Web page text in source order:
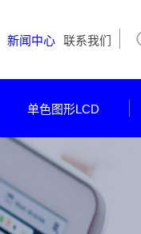
新闻中心 联系我们
单色图形LCD